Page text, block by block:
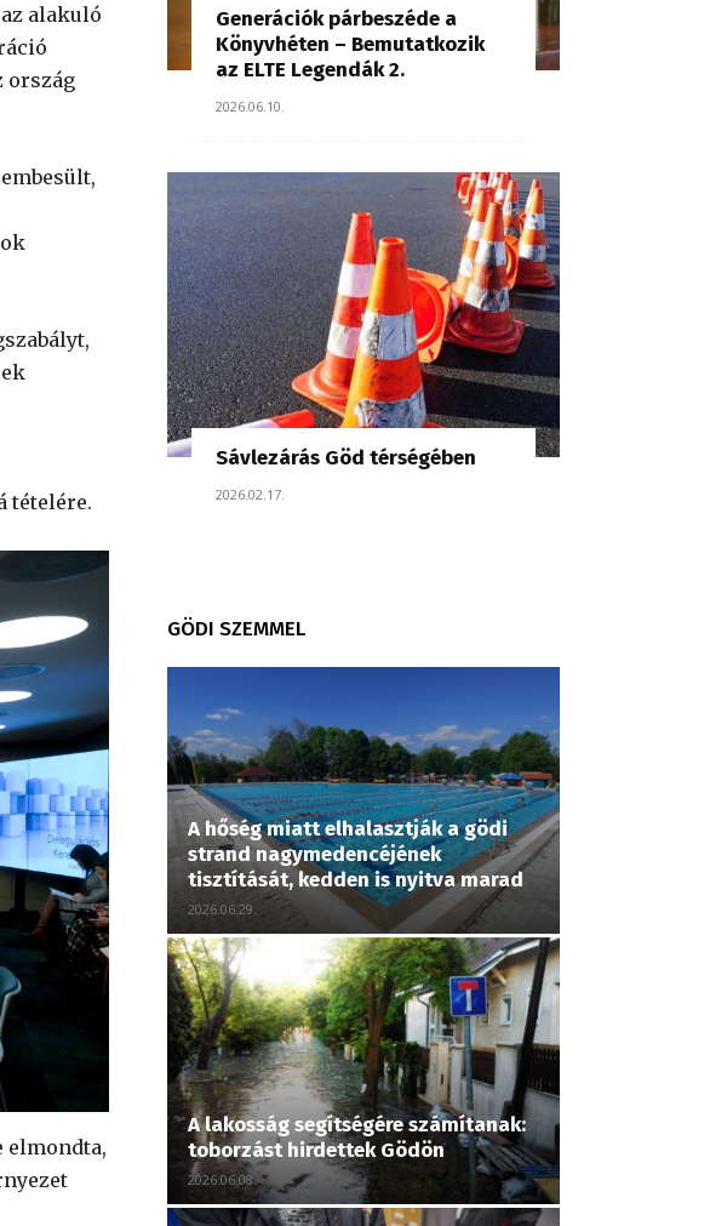
alakuló
ország
tételére.
elmondta,
Generációk párbeszéde a
Könyvhéten – Bemutatkozik
az ELTE Legendák 2.
2026.06.10.
Sávlezárás Göd térségében
2026.02.17.
GÖDI SZEMMEL
A hőség miatt elhalasztják a gödi
strand nagymedencéjének
tisztítását, kedden is nyitva marad
2026.06.29.
A lakosság segítségére számítanak:
toborzást hirdettek Gödön
2026.06.08.